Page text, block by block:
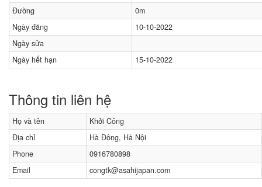
Đường
0m
Ngày đăng
10-10-2022
Ngày sửa
Ngày hết hạn
15-10-2022
Thông tin liên hệ
Họ và tên
Khởi Công
Địa chỉ
Hà Đông, Hà Nội
Phone
0916780898
Email
congtk@asahijapan.com